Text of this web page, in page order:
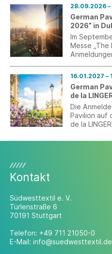
German
2026” in
Im
Messe
German
de la
Die
Pavilion auf
de la
2026
Kontakt
Südwesttextil e. V.
Türlenstraße 6
70191 Stuttgart
Telefon: +49 711 21050-0
E-Mail: info@suedwesttextil.de